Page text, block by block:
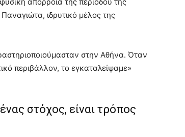
Παναγιώτα, ιδρυτικό μέλος της
στην Αθήνα. Όταν
περιβάλλον, το εγκαταλείψαμε»
στόχος, είναι τρόπος